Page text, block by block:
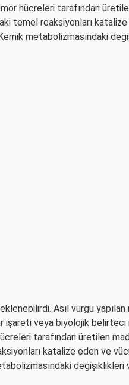
hücreleri tarafından
temel reaksiyonları
metabolizmasındaki
Asıl vurgu
işareti veya biyolojik
tarafından üretilen
katalize eden ve
değişiklikleri